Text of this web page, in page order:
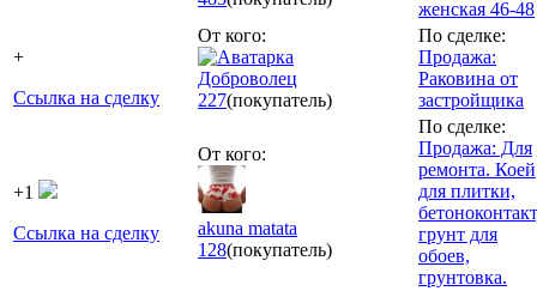
женская 46-48
+
Ссылка на сделку
От кого:
Доброволец
227(покупатель)
По сделке:
Продажа:
Раковина от
застройщика
+1
Ссылка на сделку
От кого:
akuna matata
128(покупатель)
По сделке:
Продажа: Для
ремонта. Коей
для плитки,
грунт для
обоев,
грунтовка.